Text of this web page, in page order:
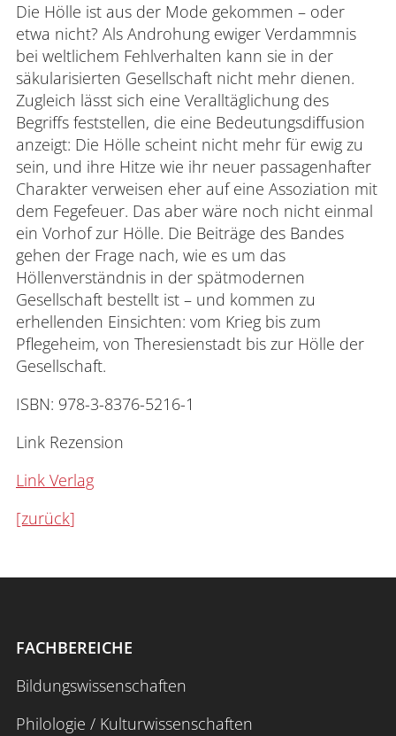
Die Hölle ist aus der Mode gekommen – oder
etwa nicht? Als Androhung ewiger Verdammnis
bei weltlichem Fehlverhalten kann sie in der
säkularisierten Gesellschaft nicht mehr dienen.
Zugleich lässt sich eine Veralltäglichung des
Begriffs feststellen, die eine Bedeutungsdiffusion
anzeigt: Die Hölle scheint nicht mehr für ewig zu
sein, und ihre Hitze wie ihr neuer passagenhafter
Charakter verweisen eher auf eine Assoziation mit
dem Fegefeuer. Das aber wäre noch nicht einmal
ein Vorhof zur Hölle. Die Beiträge des Bandes
gehen der Frage nach, wie es um das
Höllenverständnis in der spätmodernen
Gesellschaft bestellt ist – und kommen zu
erhellenden Einsichten: vom Krieg bis zum
Pflegeheim, von Theresienstadt bis zur Hölle der
Gesellschaft.
ISBN: 978-3-8376-5216-1
Link Rezension
Link Verlag
[zurück]
FACHBEREICHE
Bildungswissenschaften
Philologie / Kulturwissenschaften